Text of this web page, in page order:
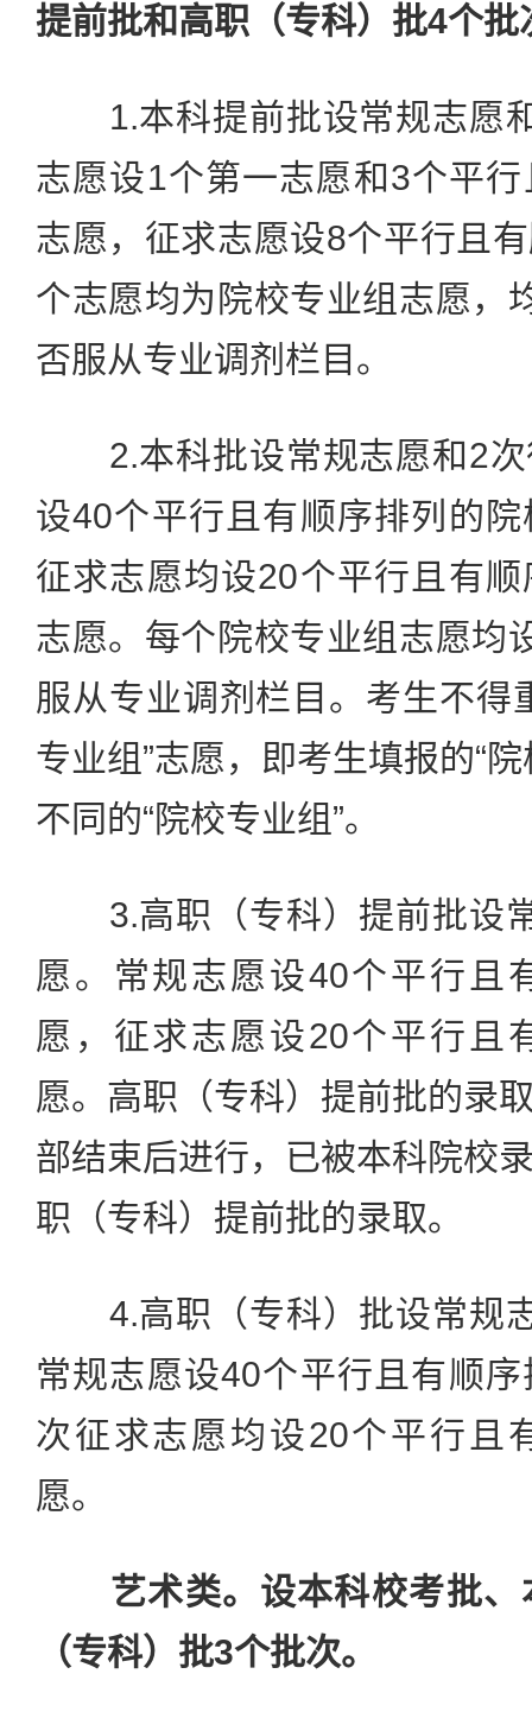
提前批和高职（专科）批4个批
1.本科提前批设常规志愿
志愿设1个第一志愿和3个平
志愿，征求志愿设8个平行且
个志愿均为院校专业组志愿，
否服从专业调剂栏目。
2.本科批设常规志愿和2次
设40个平行且有顺序排列的
征求志愿均设20个平行且有
志愿。每个院校专业组志愿均
服从专业调剂栏目。考生不得
专业组”志愿，即考生填报的“
不同的“院校专业组”。
3.高职（专科）提前批设
愿。常规志愿设40个平行且
愿，征求志愿设20个平行且
愿。高职（专科）提前批的录
部结束后进行，已被本科院校
职（专科）提前批的录取。
4.高职（专科）批设常规
常规志愿设40个平行且有顺
次征求志愿均设20个平行且
愿。
艺术类。设本科校考批
（专科）批3个批次。